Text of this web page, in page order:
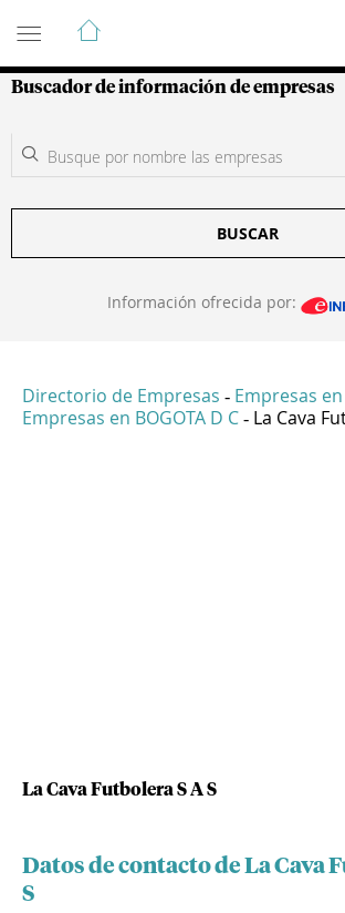
Guía de Empresas
Buscador de información de empresas
BUSCAR
Información ofrecida por:
Directorio de Empresas - Empresas en
Empresas en BOGOTA D C - La Cava
La Cava Futbolera S A S
Datos de contacto de La Cava
S